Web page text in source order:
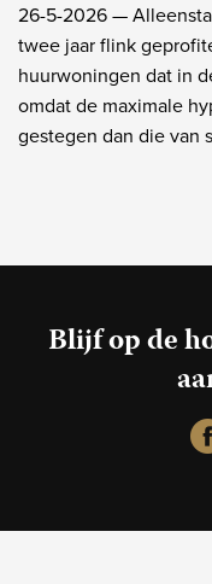
26-5-2026 —
twee jaar flink
huurwoningen dat in
omdat de maximale
gestegen dan die van
Blijf op de